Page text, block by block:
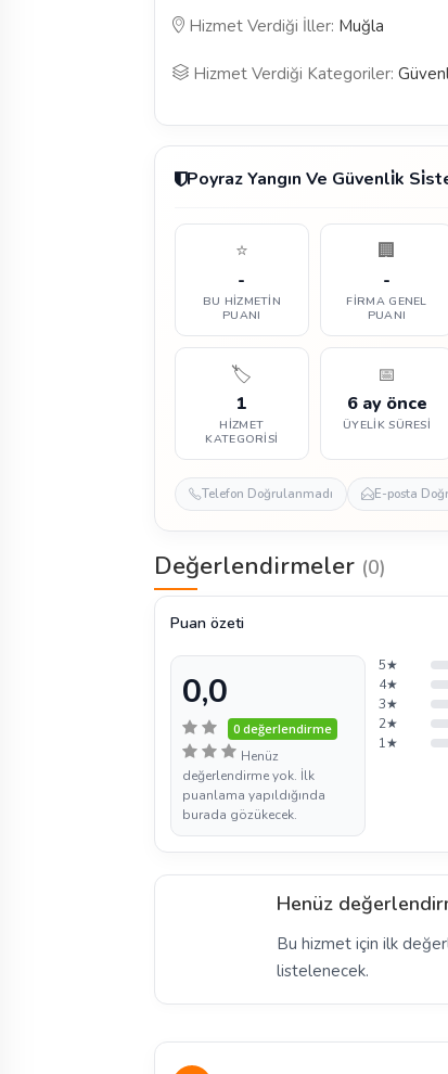
Hizmet Verdiği İller: Muğla
Hizmet Verdiği Kategoriler:
Poyraz Yangın Ve Güvenli̇k
⭐
-
BU HIZMETIN
PUANI
🏢
-
FIRMA GENEL
PUANI
🏷️
1
HIZMET
KATEGORISI
📅
6 ay önce
ÜYELIK SÜRESI
Telefon Doğrulanmadı E-posta
Değerlendirmeler (0)
Puan özeti
0,0
0 değerlendirme
Henüz
değerlendirme yok. İlk
puanlama yapıldığında
burada gözükecek.
5★
4★
3★
2★
1★
Henüz
Bu hizmet için ilk
listelenecek.